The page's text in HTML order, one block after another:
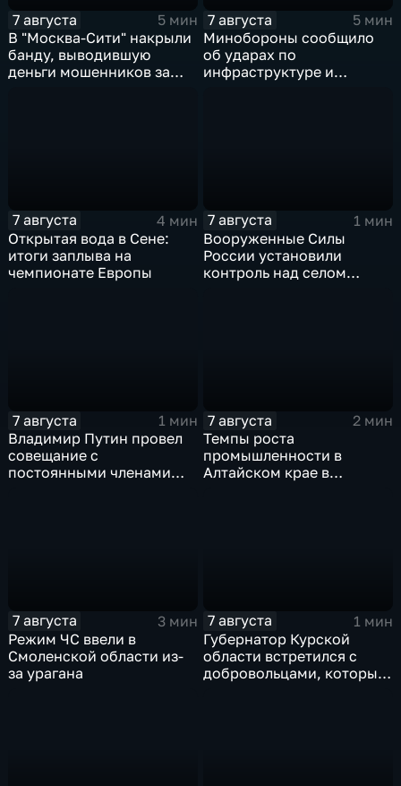
7 августа
5 мин
В "Москва‑Сити" накрыли
банду, выводившую
деньги мошенников за
7 августа
5 мин
Минобороны сообщило
об ударах по
инфраструктуре и
7 августа
4 мин
Открытая вода в Сене:
итоги заплыва на
чемпионате Европы
7 августа
1 мин
Вооруженные Силы
России установили
контроль над селом
7 августа
1 мин
Владимир Путин провел
совещание с
постоянными членами
7 августа
2 мин
Темпы роста
промышленности в
Алтайском крае в
7 августа
3 мин
Режим ЧС ввели в
Смоленской области из-
за урагана
7 августа
1 мин
Губернатор Курской
области встретился с
добровольцами, которые